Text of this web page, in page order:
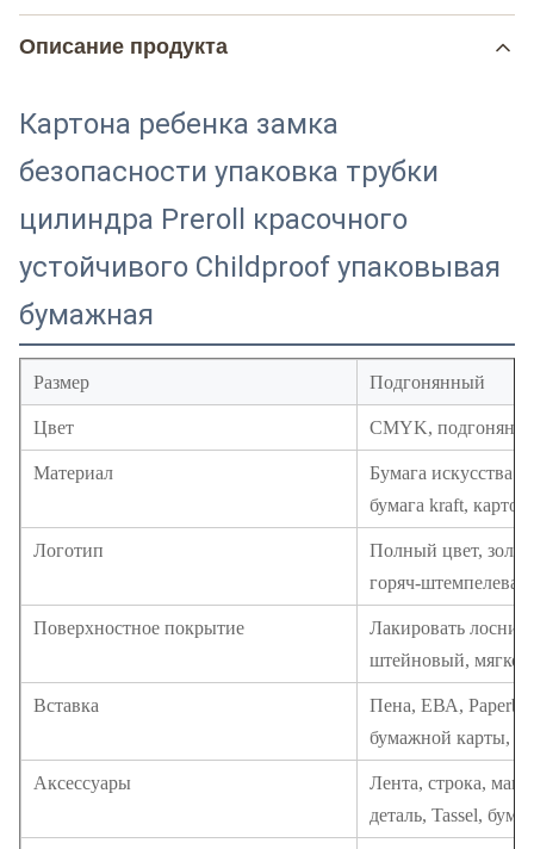
Описание продукта
Картона ребенка замка
безопасности упаковка трубки
цилиндра Preroll красочного
устойчивого Childproof упаковывая
бумажная
Размер Подгонянный
Цвет CMYK,
Материал
Бумага искусства
бумага kraft, картон
Логотип
Полный цвет,
горяч-
Поверхностное покрытие
Лакировать
штейновый, мягкое
Вставка
Пена, ЕВА,
бумажной карты,
Аксессуары
Лента, строка,
деталь, Tassel,